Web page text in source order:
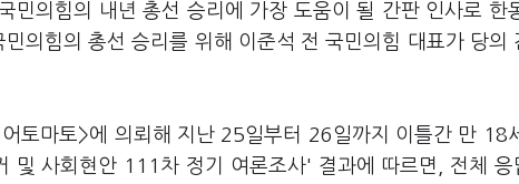
민의힘의 내년 총선 승리에 가장 도움이 될 간판 인사로 한
의힘의 총선 승리를 위해 이준석 전 국민의힘 대표가 당의
토마토>에 의뢰해 지난 25일부터 26일까지 이틀간 만 18
및 사회현안 111차 정기 여론조사' 결과에 따르면, 전체 응